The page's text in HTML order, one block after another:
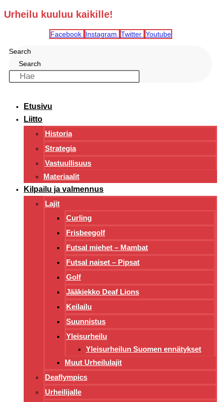
Urheilu kuuluu kaikille!
Facebook Instagram Twitter Youtube
Search
Search
Etusivu
Liitto
Historia
Strategia
Vastuullisuus
Materiaalit
Kilpailu ja valmennus
Lajit
Curling
Frisbeegolf
Futsal miehet – Mambat
Futsal naiset – Pipsat
Golf
Jääkiekko Deaf Lions
Keilailu
Suunnistus
Yleisurheilu
Yleisurheilun Suomen ennätykset
Muut Urheilulajit
Deaflympics
Urheilijalle